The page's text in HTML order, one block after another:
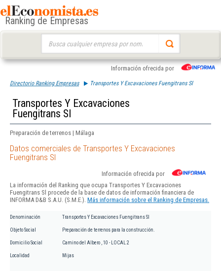
Ranking de Empresas
Información ofrecida por
Directorio Ranking Empresas Transportes Y Excavaciones Fuengitrans Sl
Transportes Y Excavaciones
Fuengitrans Sl
Preparación de terrenos | Málaga
Datos comerciales de Transportes Y Excavaciones
Fuengitrans Sl
Información ofrecida por
La información del Ranking que ocupa Transportes Y Excavaciones
Fuengitrans Sl procede de la base de datos de información financiera de
INFORMA D&B S.A.U. (S.M.E.). Más información sobre el Ranking de Empresas.
Denominación Transportes Y Excavaciones Fuengitrans Sl
Objeto Social Preparación de terrenos para la construcción.
Domicilio Social Camino del Albero , 10 - LOCAL 2
Localidad Mijas